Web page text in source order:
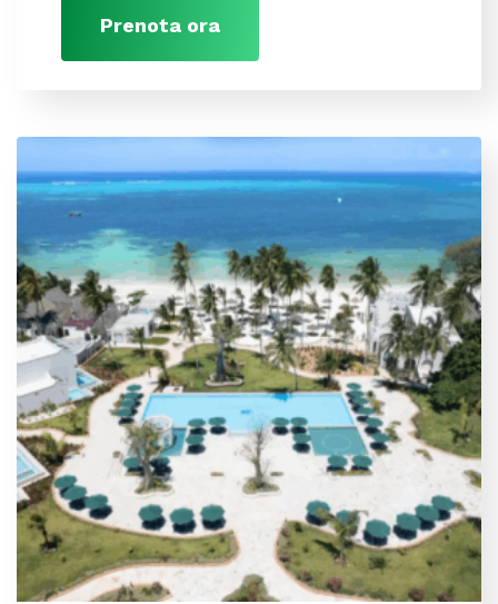
Prenota ora